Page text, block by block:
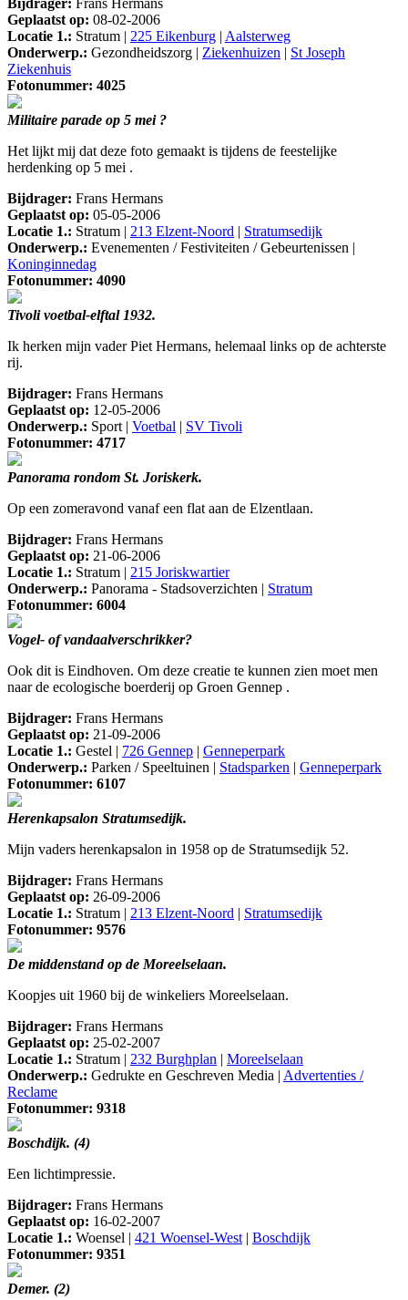
Bijdrager: Frans Hermans
Geplaatst op: 08-02-2006
Locatie 1.: Stratum | 225 Eikenburg | Aalsterweg
Onderwerp.: Gezondheidszorg | Ziekenhuizen | St Joseph
Ziekenhuis
Fotonummer: 4025
Militaire parade op 5 mei ?
Het lijkt mij dat deze foto gemaakt is tijdens de feestelijke
herdenking op 5 mei .
Bijdrager: Frans Hermans
Geplaatst op: 05-05-2006
Locatie 1.: Stratum | 213 Elzent-Noord | Stratumsedijk
Onderwerp.: Evenementen / Festiviteiten / Gebeurtenissen |
Koninginnedag
Fotonummer: 4090
Tivoli voetbal-elftal 1932.
Ik herken mijn vader Piet Hermans, helemaal links op de achterste
rij.
Bijdrager: Frans Hermans
Geplaatst op: 12-05-2006
Onderwerp.: Sport | Voetbal | SV Tivoli
Fotonummer: 4717
Panorama rondom St. Joriskerk.
Op een zomeravond vanaf een flat aan de Elzentlaan.
Bijdrager: Frans Hermans
Geplaatst op: 21-06-2006
Locatie 1.: Stratum | 215 Joriskwartier
Onderwerp.: Panorama - Stadsoverzichten | Stratum
Fotonummer: 6004
Vogel- of vandaalverschrikker?
Ook dit is Eindhoven. Om deze creatie te kunnen zien moet men
naar de ecologische boerderij op Groen Gennep .
Bijdrager: Frans Hermans
Geplaatst op: 21-09-2006
Locatie 1.: Gestel | 726 Gennep | Genneperpark
Onderwerp.: Parken / Speeltuinen | Stadsparken | Genneperpark
Fotonummer: 6107
Herenkapsalon Stratumsedijk.
Mijn vaders herenkapsalon in 1958 op de Stratumsedijk 52.
Bijdrager: Frans Hermans
Geplaatst op: 26-09-2006
Locatie 1.: Stratum | 213 Elzent-Noord | Stratumsedijk
Fotonummer: 9576
De middenstand op de Moreelselaan.
Koopjes uit 1960 bij de winkeliers Moreelselaan.
Bijdrager: Frans Hermans
Geplaatst op: 25-02-2007
Locatie 1.: Stratum | 232 Burghplan | Moreelselaan
Onderwerp.: Gedrukte en Geschreven Media | Advertenties /
Reclame
Fotonummer: 9318
Boschdijk. (4)
Een lichtimpressie.
Bijdrager: Frans Hermans
Geplaatst op: 16-02-2007
Locatie 1.: Woensel | 421 Woensel-West | Boschdijk
Fotonummer: 9351
Demer. (2)